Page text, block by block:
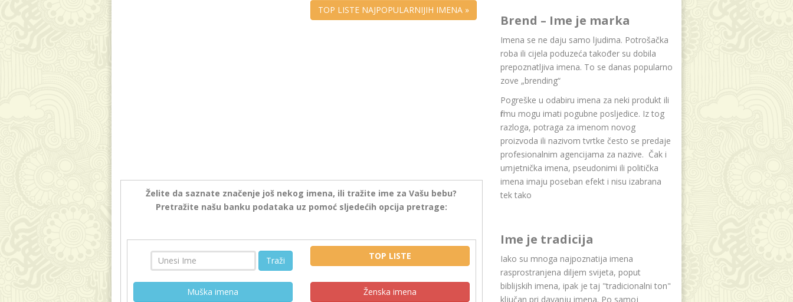
TOP LISTE NAJPOPULARNIJIH IMENA »
Želite da saznate značenje još nekog imena, ili tražite ime za Vašu bebu?
Pretražite našu banku podataka uz pomoć sljedećih opcija pretrage:
Traži TOP LISTE
Muška imena Ženska imena
Brend – Ime je marka
Imena se ne daju samo ljudima. Potrošačka
roba ili cijela poduzeća također su dobila
prepoznatljiva imena. To se danas popularno
zove „brending“
Pogreške u odabiru imena za neki produkt ili
firmu mogu imati pogubne posljedice. Iz tog
razloga, potraga za imenom novog
proizvoda ili nazivom tvrtke često se predaje
profesionalnim agencijama za nazive. Čak i
umjetnička imena, pseudonimi ili politička
imena imaju poseban efekt i nisu izabrana
tek tako
Ime je tradicija
Iako su mnoga najpoznatija imena
rasprostranjena diljem svijeta, poput
biblijskih imena, ipak je taj "tradicionalni ton"
ključan pri davanju imena. Po samoj